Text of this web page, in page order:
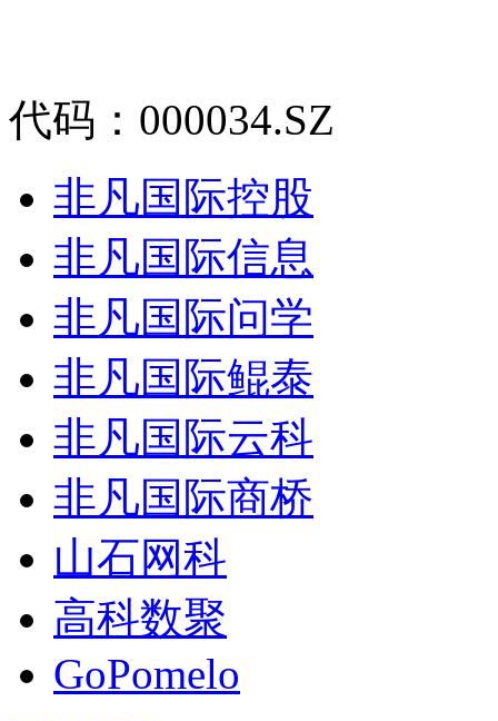
代码：000034.SZ
非凡国际控股
非凡国际信息
非凡国际问学
非凡国际鲲泰
非凡国际云科
非凡国际商桥
山石网科
高科数聚
GoPomelo